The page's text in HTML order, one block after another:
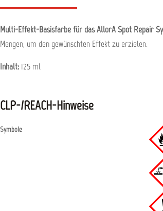
Multi-Effekt-Basisfarbe für das AllorA Spot Repair
Mengen, um den gewünschten Effekt zu erzielen.
Inhalt: 125 ml
CLP-/REACH-Hinweise
Symbole